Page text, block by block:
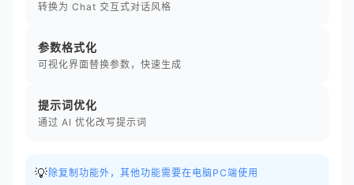
转换为 Chat 交互式对话风格
参数格式化
可视化界面替换参数，快速生成
提示词优化
通过 AI 优化改写提示词
💡 除复制功能外，其他功能需要在电脑PC端使用